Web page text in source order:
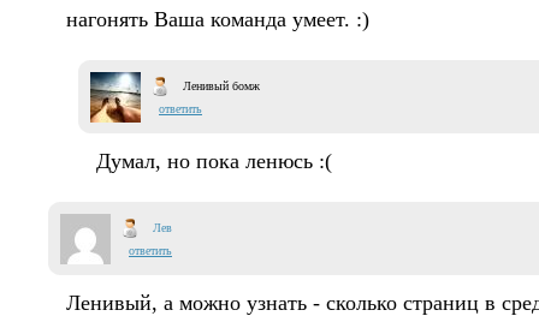
нагонять Ваша команда умеет. :)
Ленивый бомж
ответить
Думал, но пока ленюсь :(
Лев
ответить
Ленивый, а можно узнать - сколько страниц в